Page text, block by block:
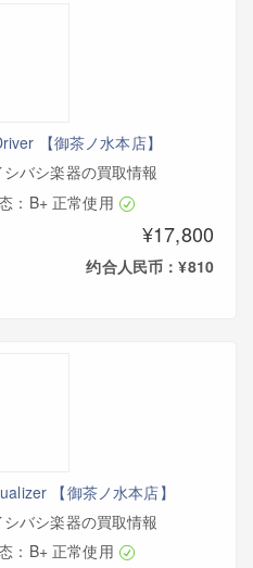
【御茶ノ水本店】
シバシ楽器の買取情報
：B+ 正常使用
¥17,800
约合人民币：¥810
【御茶ノ水本店】
シバシ楽器の買取情報
：B+ 正常使用